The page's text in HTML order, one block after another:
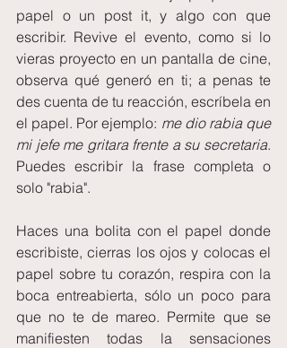
papel o un post it, y algo con que
escribir. Revive el evento, como si lo
vieras proyecto en un pantalla de cine,
observa qué generó en ti; a penas te
des cuenta de tu reacción, escríbela en
el papel. Por ejemplo: me dio rabia que
mi jefe me gritara frente a su secretaria.
Puedes escribir la frase completa o
solo "rabia".
Haces una bolita con el papel donde
escribiste, cierras los ojos y colocas el
papel sobre tu corazón, respira con la
boca entreabierta, sólo un poco para
que no te de mareo. Permite que se
manifiesten todas la sensaciones